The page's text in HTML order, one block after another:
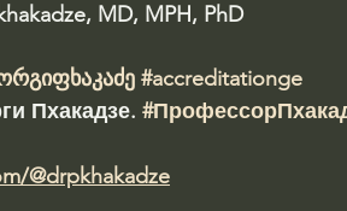
MD, MPH, PhD
#accreditationge
Пхакадзе.
@drpkhakadze